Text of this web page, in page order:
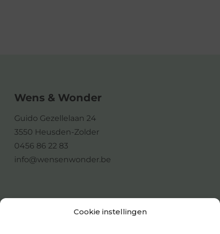
Cookie instellingen
Wens & Wonder
Guido Gezellelaan 24
3550 Heusden-Zolder
0456 86 22 83
info@wensenwonder.be